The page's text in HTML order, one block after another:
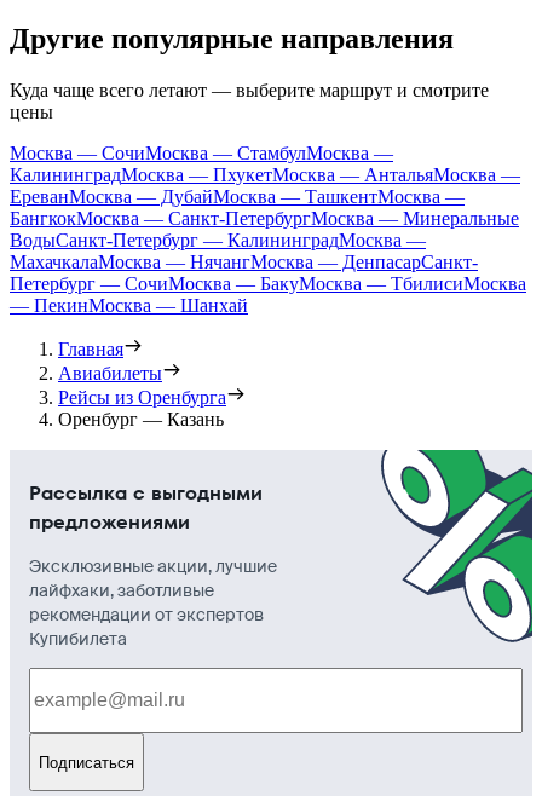
Другие популярные направления
Куда чаще всего летают — выберите маршрут и смотрите
цены
Москва — СочиМосква — СтамбулМосква —
КалининградМосква — ПхукетМосква — АнтальяМосква —
ЕреванМосква — ДубайМосква — ТашкентМосква —
БангкокМосква — Санкт-ПетербургМосква — Минеральные
ВодыСанкт-Петербург — КалининградМосква —
МахачкалаМосква — НячангМосква — ДенпасарСанкт-
Петербург — СочиМосква — БакуМосква — ТбилисиМосква
— ПекинМосква — Шанхай
Главная
Авиабилеты
Рейсы из Оренбурга
Оренбург — Казань
Рассылка с выгодными
предложениями
Эксклюзивные акции, лучшие
лайфхаки, заботливые
рекомендации от экспертов
Купибилета
Подписаться